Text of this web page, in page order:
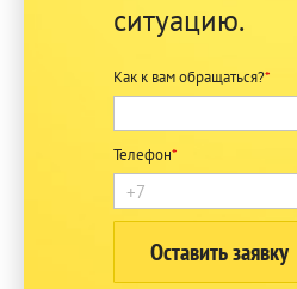
ситуацию.
Как к вам обращаться?*
Телефон*